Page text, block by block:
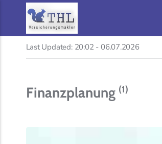
Last Updated: 20:02 - 06.07.2026
Finanzplanung (1)